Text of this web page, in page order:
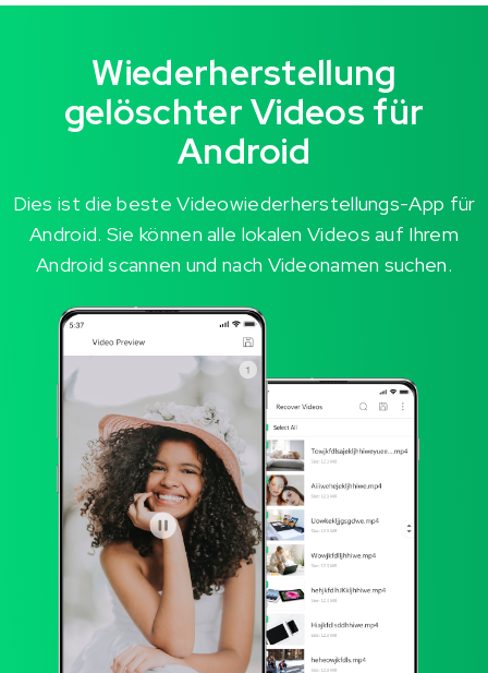
Wiederherstellung
gelöschter Videos für
Android
Dies ist die beste Videowiederherstellungs-App für
Android. Sie können alle lokalen Videos auf Ihrem
Android scannen und nach Videonamen suchen.